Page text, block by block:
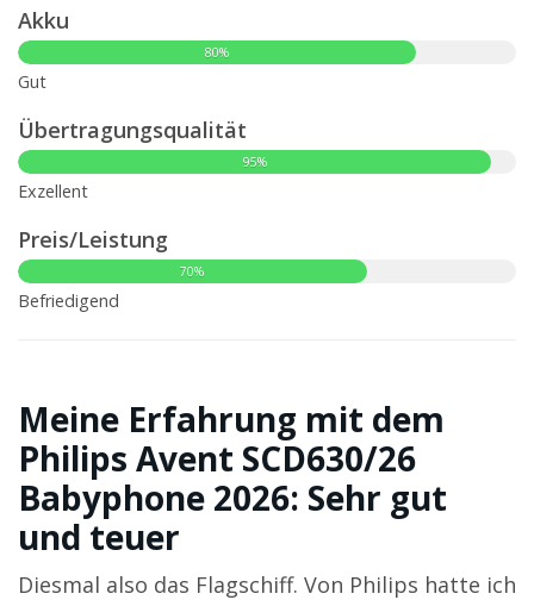
Akku
80%
Gut
Übertragungsqualität
95%
Exzellent
Preis/Leistung
70%
Befriedigend
Meine Erfahrung mit dem
Philips Avent SCD630/26
Babyphone 2026: Sehr gut
und teuer
Diesmal also das Flagschiff. Von Philips hatte ich